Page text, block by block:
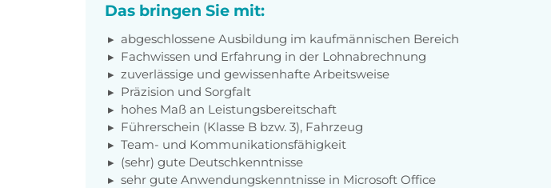
Das bringen Sie mit:
abgeschlossene Ausbildung im kaufmännischen Bereich
Fachwissen und Erfahrung in der Lohnabrechnung
zuverlässige und gewissenhafte Arbeitsweise
Präzision und Sorgfalt
hohes Maß an Leistungsbereitschaft
Führerschein (Klasse B bzw. 3), Fahrzeug
Team- und Kommunikationsfähigkeit
(sehr) gute Deutschkenntnisse
sehr gute Anwendungskenntnisse in Microsoft Office